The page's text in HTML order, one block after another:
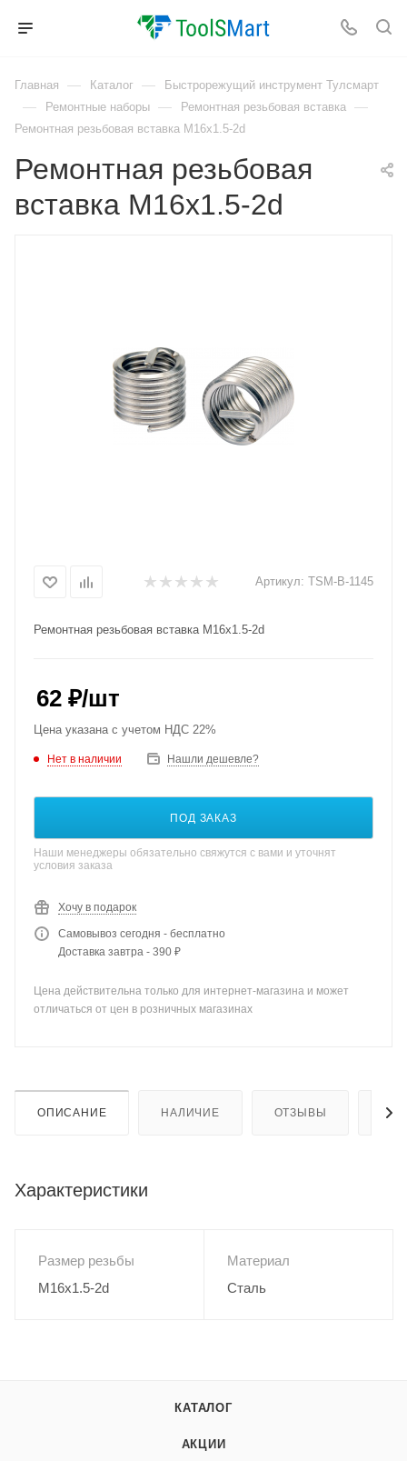
Главная — Каталог — Быстрорежущий инструмент Тулсмарт
— Ремонтные наборы — Ремонтная резьбовая вставка —
Ремонтная резьбовая вставка M16x1.5-2d
Ремонтная резьбовая
вставка M16x1.5-2d
Артикул: TSM-B-1145
Ремонтная резьбовая вставка M16x1.5-2d
62 ₽/шт
Цена указана с учетом НДС 22%
Нет в наличии Нашли дешевле?
ПОД ЗАКАЗ
Наши менеджеры обязательно свяжутся с вами и уточнят
условия заказа
Хочу в подарок
Самовывоз сегодня - бесплатно
Доставка завтра - 390 ₽
Цена действительна только для интернет-магазина и может
отличаться от цен в розничных магазинах
ОПИСАНИЕ НАЛИЧИЕ ОТЗЫВЫ
Характеристики
Размер резьбы
M16x1.5-2d
Материал
Сталь
КАТАЛОГ
АКЦИИ